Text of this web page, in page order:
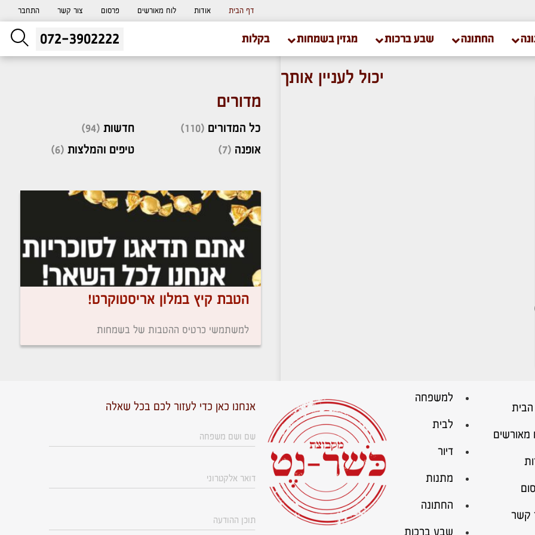
דף הבית אודות לוח מאורשים פרסום צור קשר התחבר
החתונה שבע ברכות מגזין בשמחות בקלות ליעוץ חינם
והזמנת כרטיס שמחות
072-3902222
יכול לעניין אותך
מדורים
כל המדורים (110)
אופנה (7)
חדשות (94)
טיפים והמלצות (6)
הטבת קיץ במלון אריסטוקרט!
למשתמשי כרטיס ההטבות של בשמחות
מאורשים
קשר
למשפחה
לבית
דיור
מתנות
החתונה
שבע ברכות
אנחנו כאן כדי לעזור לכם בכל שאלה